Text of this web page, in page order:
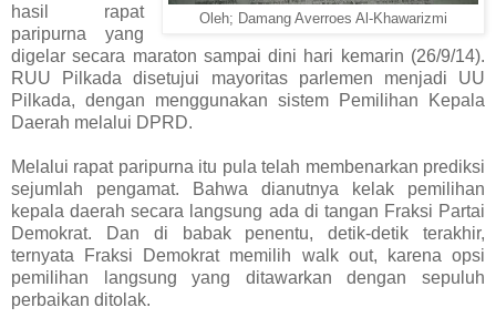
Oleh; Damang Averroes Al-Khawarizmi
hasil rapat
paripurna yang
digelar secara maraton sampai dini hari kemarin (26/9/14).
RUU Pilkada disetujui mayoritas parlemen menjadi UU
Pilkada, dengan menggunakan sistem Pemilihan Kepala
Daerah melalui DPRD.
Melalui rapat paripurna itu pula telah membenarkan prediksi
sejumlah pengamat. Bahwa dianutnya kelak pemilihan
kepala daerah secara langsung ada di tangan Fraksi Partai
Demokrat. Dan di babak penentu, detik-detik terakhir,
ternyata Fraksi Demokrat memilih walk out, karena opsi
pemilihan langsung yang ditawarkan dengan sepuluh
perbaikan ditolak.